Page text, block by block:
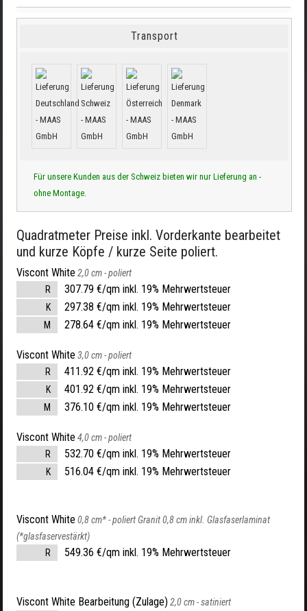
Transport
Für unsere Kunden aus der Schweiz bieten wir nur Lieferung an -
ohne Montage.
Quadratmeter Preise inkl. Vorderkante bearbeitet
und kurze Köpfe / kurze Seite poliert.
Viscont White 2,0 cm -poliert
R
307.79 €/qm inkl. 19% Mehrwertsteuer
K 297.38 €/qm inkl. 19% Mehrwertsteuer
M 278.64 €/qm inkl. 19% Mehrwertsteuer
Viscont White 3,0 cm -poliert
R
411.92 €/qm inkl. 19% Mehrwertsteuer
K 401.92 €/qm inkl. 19% Mehrwertsteuer
M 376.10 €/qm inkl. 19% Mehrwertsteuer
Viscont White 4,0 cm -poliert
R
532.70 €/qm inkl. 19% Mehrwertsteuer
K 516.04 €/qm inkl. 19% Mehrwertsteuer
Viscont White 0,8 cm* -poliert Granit 0,8 cm inkl. Glasfaserlaminat
(*glasfaservestärkt)
R
549.36 €/qm inkl. 19% Mehrwertsteuer
Viscont White Bearbeitung (Zulage) 2,0 cm -satiniert